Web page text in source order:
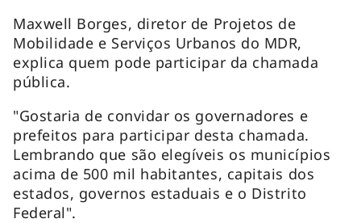
Maxwell Borges, diretor de Projetos de
Mobilidade e Serviços Urbanos do MDR,
explica quem pode participar da chamada
pública.
"Gostaria de convidar os governadores e
prefeitos para participar desta chamada.
Lembrando que são elegíveis os municípios
acima de 500 mil habitantes, capitais dos
estados, governos estaduais e o Distrito
Federal".